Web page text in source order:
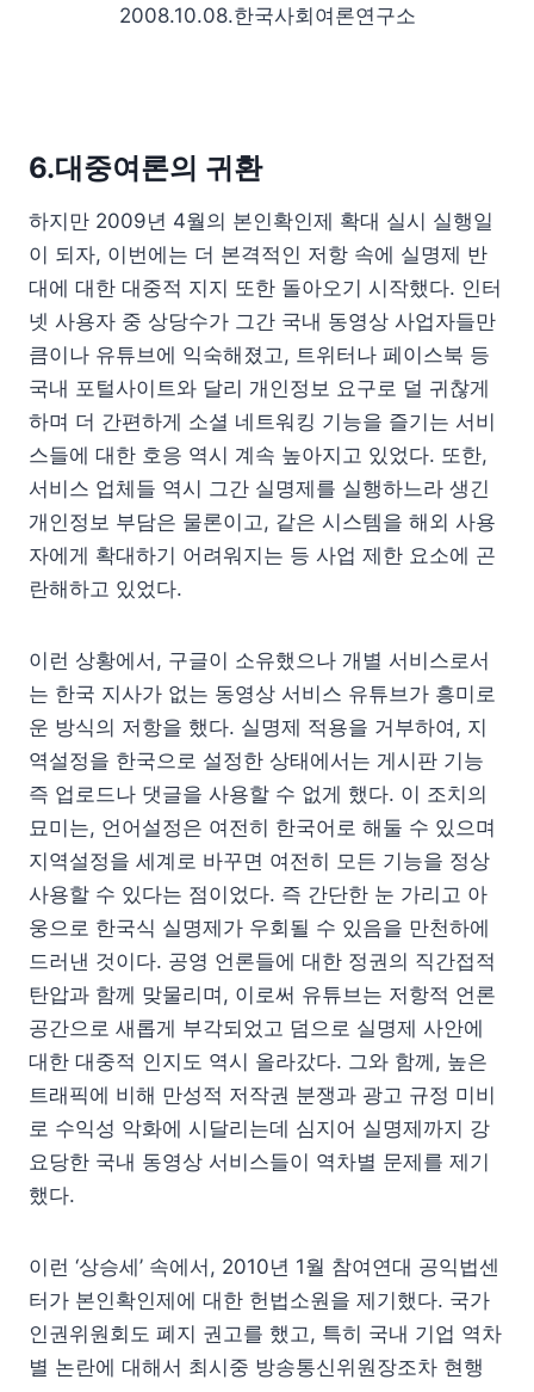
2008.10.08.한국사회여론연구소
6.대중여론의 귀환
하지만 2009년 4월의 본인확인제 확대 실시 실행일
이 되자, 이번에는 더 본격적인 저항 속에 실명제 반
대에 대한 대중적 지지 또한 돌아오기 시작했다. 인터
넷 사용자 중 상당수가 그간 국내 동영상 사업자들만
큼이나 유튜브에 익숙해졌고, 트위터나 페이스북 등
국내 포털사이트와 달리 개인정보 요구로 덜 귀찮게
하며 더 간편하게 소셜 네트워킹 기능을 즐기는 서비
스들에 대한 호응 역시 계속 높아지고 있었다. 또한,
서비스 업체들 역시 그간 실명제를 실행하느라 생긴
개인정보 부담은 물론이고, 같은 시스템을 해외 사용
자에게 확대하기 어려워지는 등 사업 제한 요소에 곤
란해하고 있었다.
이런 상황에서, 구글이 소유했으나 개별 서비스로서
는 한국 지사가 없는 동영상 서비스 유튜브가 흥미로
운 방식의 저항을 했다. 실명제 적용을 거부하여, 지
역설정을 한국으로 설정한 상태에서는 게시판 기능
즉 업로드나 댓글을 사용할 수 없게 했다. 이 조치의
묘미는, 언어설정은 여전히 한국어로 해둘 수 있으며
지역설정을 세계로 바꾸면 여전히 모든 기능을 정상
사용할 수 있다는 점이었다. 즉 간단한 눈 가리고 아
웅으로 한국식 실명제가 우회될 수 있음을 만천하에
드러낸 것이다. 공영 언론들에 대한 정권의 직간접적
탄압과 함께 맞물리며, 이로써 유튜브는 저항적 언론
공간으로 새롭게 부각되었고 덤으로 실명제 사안에
대한 대중적 인지도 역시 올라갔다. 그와 함께, 높은
트래픽에 비해 만성적 저작권 분쟁과 광고 규정 미비
로 수익성 악화에 시달리는데 심지어 실명제까지 강
요당한 국내 동영상 서비스들이 역차별 문제를 제기
했다.
이런 ‘상승세’ 속에서, 2010년 1월 참여연대 공익법센
터가 본인확인제에 대한 헌법소원을 제기했다. 국가
인권위원회도 폐지 권고를 했고, 특히 국내 기업 역차
별 논란에 대해서 최시중 방송통신위원장조차 현행